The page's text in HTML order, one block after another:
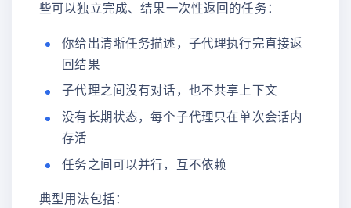
些可以独立完成、结果一次性返回的任务：
你给出清晰任务描述，子代理执行完直接返
回结果
子代理之间没有对话，也不共享上下文
没有长期状态，每个子代理只在单次会话内
存活
任务之间可以并行，互不依赖
典型用法包括：